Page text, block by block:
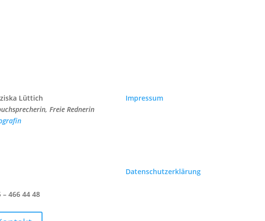
Lüttich
Freie Rednerin
– 466 44 48
Impressum
Datenschutzerklärung